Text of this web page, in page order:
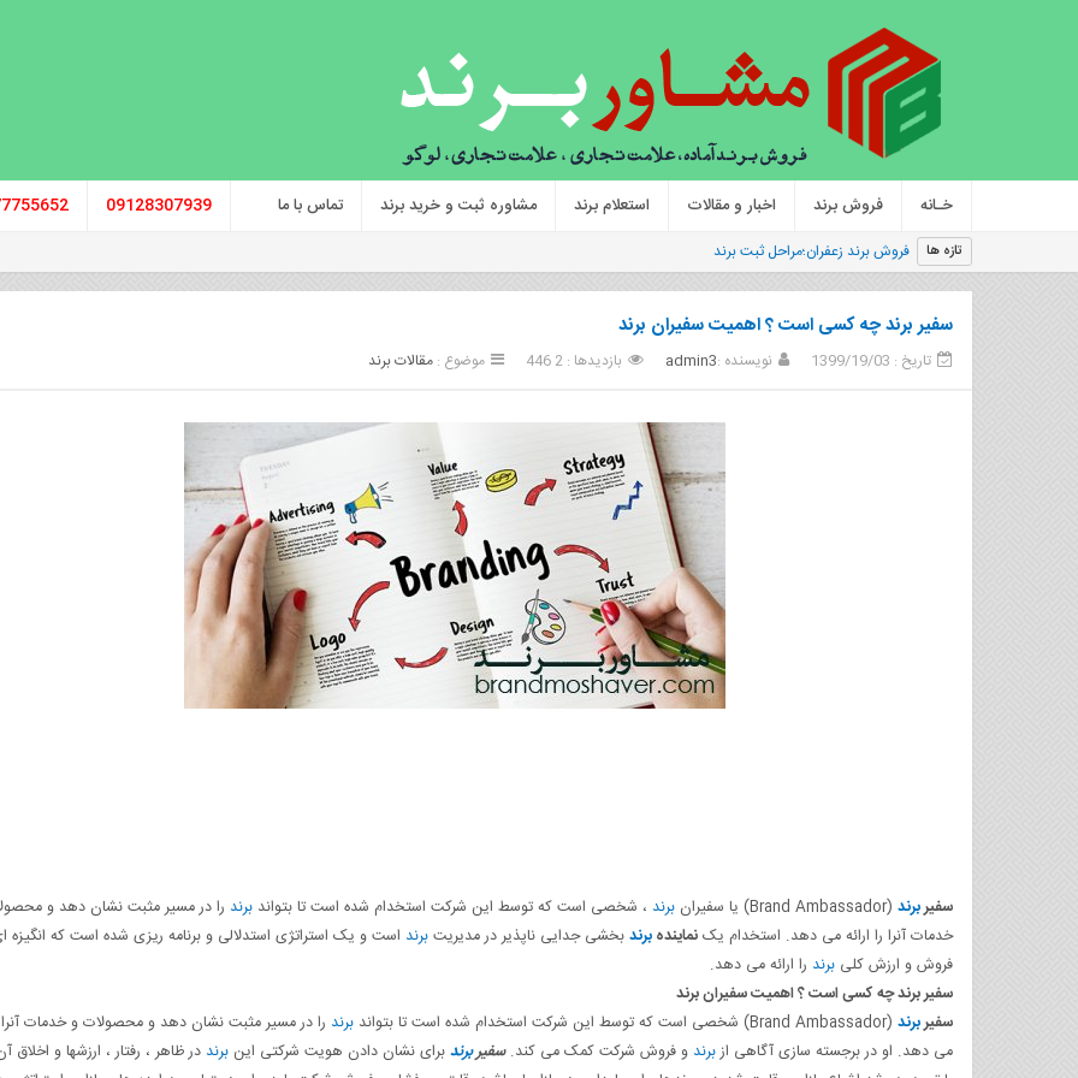
خـانه فروش برند اخبار و مقالات استعلام برند مشاوره ثبت و خرید برند تماس با ما 09128307939
تازه ها فروش برند زعفران؛مراحل ثبت برند
سفیر برند چه کسی است ؟ اهمیت سفیران برند
تاریخ : 1399/19/03 نویسنده :admin3 بازدیدها : 2 446 موضوع : مقالات برند
سفیربرند (Brand Ambassador) یا سفیران برند ، شخصی است که توسط این شرکت استخدام شده است تا بتواند برند را در مسیر مثبت نشان دهد و
خدمات آنرا را ارائه می دهد. استخدام یکنمایندهبرندبخشی جدایی ناپذیر در مدیریتبرند است و یک استراتژی استدلالی و برنامه ریزی شده است که انگیزه
فروش و ارزش کلی برند را ارائه می دهد.
سفیر برند چه کسی است ؟ اهمیت سفیران برند
سفیربرند (Brand Ambassador) شخصی است که توسط این شرکت استخدام شده است تا بتواند برند را در مسیر مثبت نشان دهد و محصولات و خدمات آنرا
می دهد. او در برجسته سازی آگاهی ازبرند و فروش شرکت کمک می کند.سفیربرندبرای نشان دادن هویت شرکتی این برند در ظاهر ، رفتار ، ارزشها و